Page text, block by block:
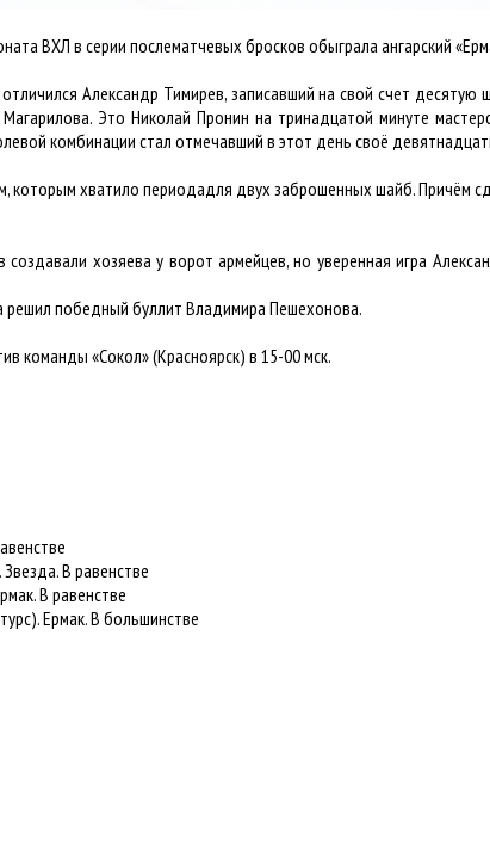
ВХЛ в серии послематчевых бросков обыграла ангарский
Александр Тимирев, записавший на свой счет десятую
Это Николай Пронин на тринадцатой минуте
комбинации стал отмечавший в этот день своё
которым хватило периодадля двух заброшенных шайб. Причём
хозяева у ворот армейцев, но уверенная игра
победный буллит Владимира Пешехонова.
команды «Сокол» (Красноярск) в 15-00 мск.
В равенстве
В равенстве
Ермак. В большинстве